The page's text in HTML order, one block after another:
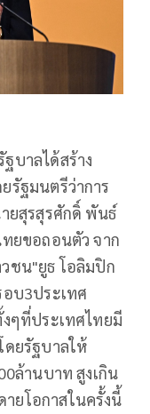
บาลได้สร้าง
รัฐมนตรีว่าการ
ยสุรสุรศักดิ์ พันธ์
ทยขอถอนตัว จาก
ชน"ยูธ โอลิมปิก
อบ3ประเทศ
ๆที่ประเทศไทยมี
ดยรัฐบาลให้
ล้านบาท สูงเกิน
ยโอกาสในครั้งนี้